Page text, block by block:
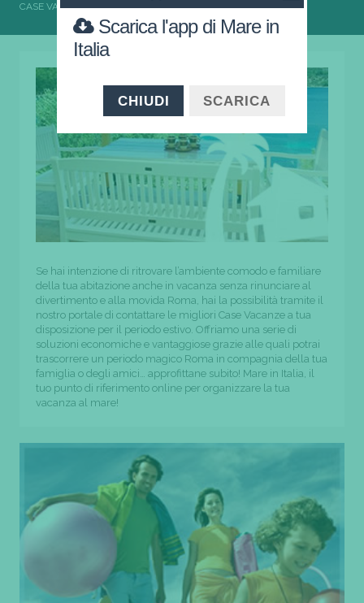
CASE VACANZE ROMA
Se hai intenzione di ritrovare l’ambiente comodo e familiare
della tua abitazione anche in vacanza senza rinunciare al
divertimento e alla movida Roma, hai la possibilità tramite il
nostro portale di contattare le migliori Case Vacanze a tua
disposizione per il periodo estivo. Offriamo una serie di
soluzioni economiche e vantaggiose grazie alle quali potrai
trascorrere un periodo magico Roma in compagnia della tua
famiglia o degli amici… approfittane subito! Mare in Italia, il
tuo punto di riferimento online per organizzare la tua
vacanza al mare!
Scarica l'app di Mare in
Italia
CHIUDI SCARICA